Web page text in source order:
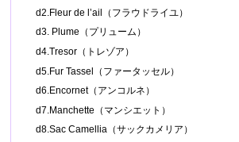
d2.Fleur de l’ail（フラウドライユ）
d3. Plume（プリューム）
d4.Tresor（トレゾア）
d5.Fur Tassel（ファータッセル）
d6.Encornet（アンコルネ）
d7.Manchette（マンシエット）
d8.Sac Camellia（サックカメリア）